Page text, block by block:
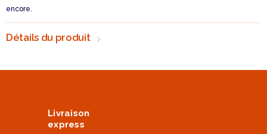
encore.
Détails du produit
Livraison
express